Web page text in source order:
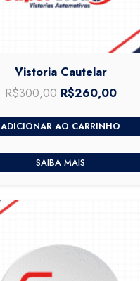
Vistoria Cautelar
R$300,00 O
preço
original
era:
R$300,00.
R$260,00O
é:
ADICIONAR AO CARRINHO
SAIBA MAIS